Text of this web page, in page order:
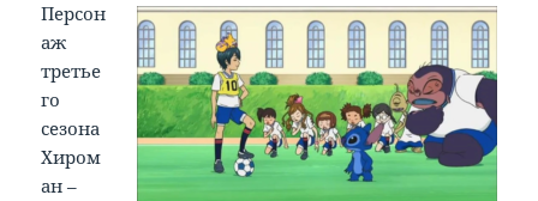
Персон
аж
третье
го
сезона
Хиром
ан –